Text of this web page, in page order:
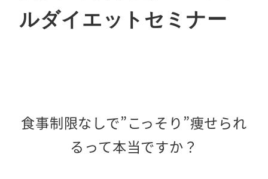
ルダイエットセミナー
食事制限なしで”こっそり”痩せられ
るって本当ですか？